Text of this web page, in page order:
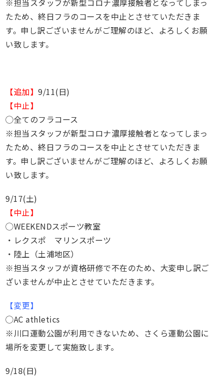
※担当スタッフが新型コロナ濃厚接触者となってしまっ
たため、終日フラのコースを中止とさせていただきま
す。申し訳ございませんがご理解のほど、よろしくお願
い致します。
【追加】9/11(日)
【中止】
◯全てのフラコース
※担当スタッフが新型コロナ濃厚接触者となってしまっ
たため、終日フラのコースを中止とさせていただきま
す。申し訳ございませんがご理解のほど、よろしくお願
い致します。
9/17(土)
【中止】
◯WEEKENDスポーツ教室
・レクスポ マリンスポーツ
・陸上（土浦地区）
※担当スタッフが資格研修で不在のため、大変申し訳ご
ざいませんが中止とさせていただきます。
【変更】
◯AC athletics
※川口運動公園が利用できないため、さくら運動公園に
場所を変更して実施致します。
9/18(日)